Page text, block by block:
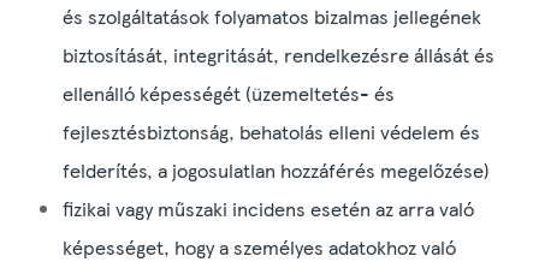
és szolgáltatások folyamatos bizalmas jellegének
biztosítását, integritását, rendelkezésre állását és
ellenálló képességét (üzemeltetés- és
fejlesztésbiztonság, behatolás elleni védelem és
felderítés, a jogosulatlan hozzáférés megelőzése)
fizikai vagy műszaki incidens esetén az arra való
képességet, hogy a személyes adatokhoz való